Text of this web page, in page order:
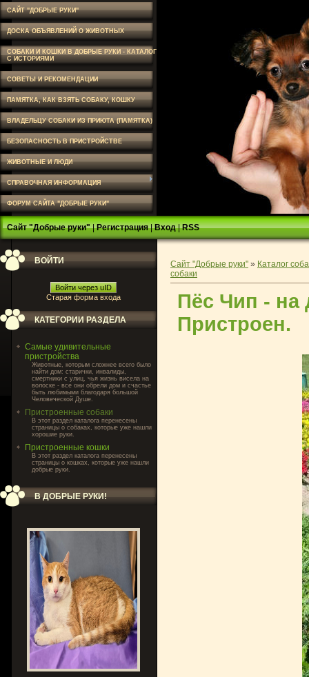
САЙТ "ДОБРЫЕ РУКИ"
ДОСКА ОБЪЯВЛЕНИЙ О ЖИВОТНЫХ
СОБАКИ И КОШКИ В ДОБРЫЕ РУКИ - КАТАЛОГ
С ИСТОРИЯМИ
СОВЕТЫ И РЕКОМЕНДАЦИИ
ПАМЯТКА, КАК ВЗЯТЬ СОБАКУ, КОШКУ
ВЛАДЕЛЬЦУ СОБАКИ ИЗ ПРИЮТА (ПАМЯТКА)
БЕЗОПАСНОСТЬ В ПРИСТРОЙСТВЕ
ЖИВОТНЫЕ И ЛЮДИ
СПРАВОЧНАЯ ИНФОРМАЦИЯ
ФОРУМ САЙТА "ДОБРЫЕ РУКИ"
Сайт "Добрые руки"|Регистрация|Вход|RSS
ВОЙТИ
Войти через uID
Старая форма входа
КАТЕГОРИИ РАЗДЕЛА
Самые удивительные
пристройства
Животные, которым сложнее всего было
найти дом: старички, инвалиды,
смертники с улиц, чья жизнь висела на
волоске - все они обрели дом и счастье
быть любимыми благодаря большой
Человеческой Душе.
Пристроенные собаки
В этот раздел каталога перенесены
страницы о собаках, которые уже нашли
хорошие руки.
Пристроенные кошки
В этот раздел каталога перенесены
страницы о кошках, которые уже нашли
добрые руки.
В ДОБРЫЕ РУКИ!
Сайт "Добрые руки" » Каталог
собаки
Пёс Чип - на
Пристроен.